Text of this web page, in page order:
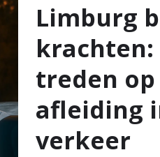
Limburg
treden
afleiding
verkeer